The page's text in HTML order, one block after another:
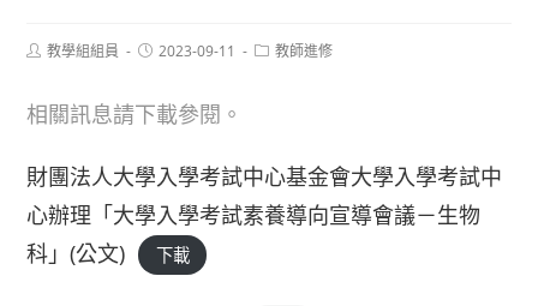
Post教學組組員
Post2023-09-11
Post教師進修
相關訊息請下載參閱。
財團法人大學入學考試中心基金會大學入學考試中
心辦理「大學入學考試素養導向宣導會議－生物
科」(公文)
下載